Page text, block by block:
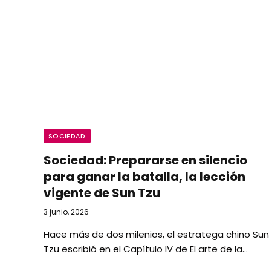
SOCIEDAD
Sociedad: Prepararse en silencio
para ganar la batalla, la lección
vigente de Sun Tzu
3 junio, 2026
Hace más de dos milenios, el estratega chino Sun
Tzu escribió en el Capítulo IV de El arte de la…